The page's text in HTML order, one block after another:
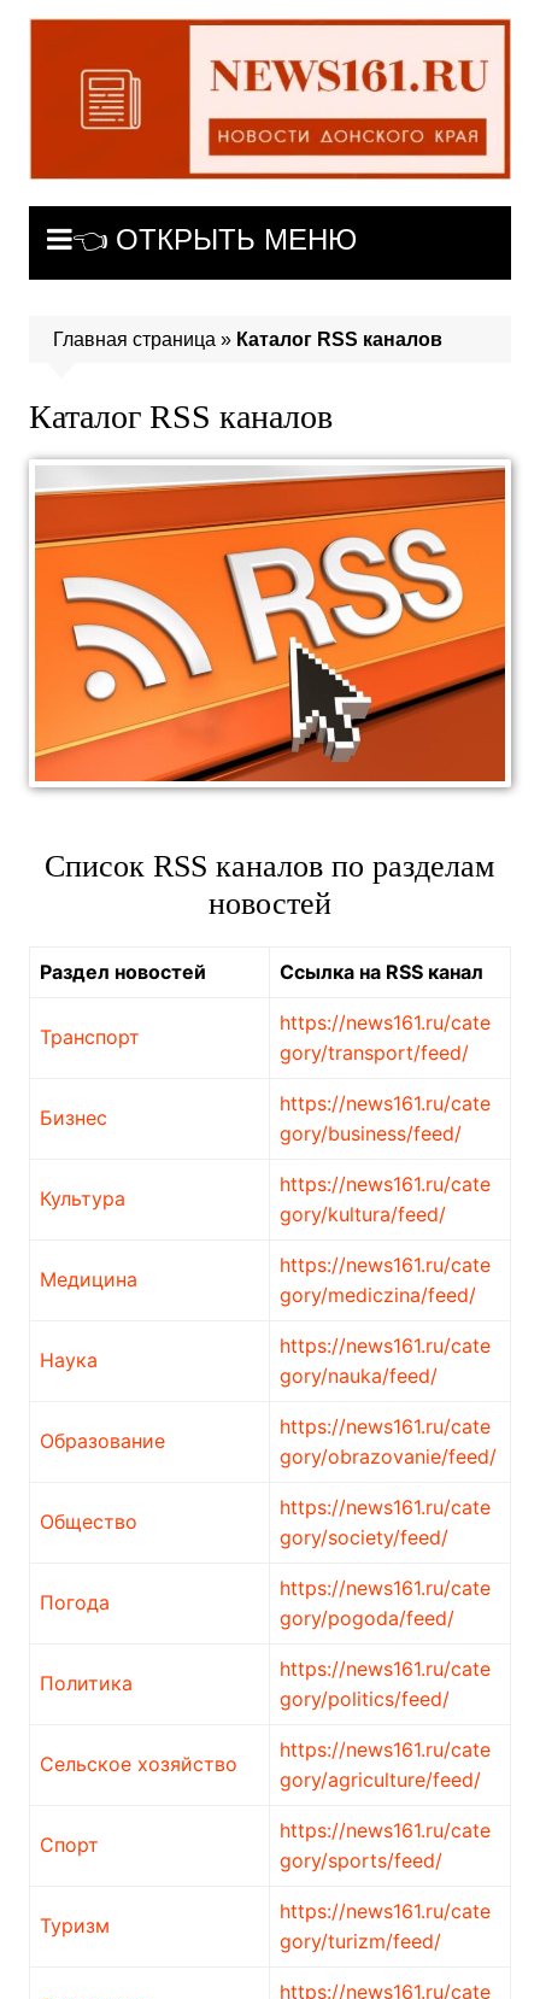
Перейти
содержимому
👈 ОТКРЫТЬ МЕНЮ
Главная страница » Каталог RSS каналов
Каталог RSS каналов
Список RSS каналов по разделам
новостей
Раздел новостей Ссылка на RSS канал
Транспорт
https://news161.ru/cate
gory/transport/feed/
Бизнес
https://news161.ru/cate
gory/business/feed/
Культура
https://news161.ru/cate
gory/kultura/feed/
Медицина
https://news161.ru/cate
gory/mediczina/feed/
Наука
https://news161.ru/cate
gory/nauka/feed/
Образование
https://news161.ru/cate
gory/obrazovanie/feed/
Общество
https://news161.ru/cate
gory/society/feed/
Погода
https://news161.ru/cate
gory/pogoda/feed/
Политика
https://news161.ru/cate
gory/politics/feed/
Сельское хозяйство
https://news161.ru/cate
gory/agriculture/feed/
Спорт
https://news161.ru/cate
gory/sports/feed/
Туризм
https://news161.ru/cate
gory/turizm/feed/
https://news161.ru/cate